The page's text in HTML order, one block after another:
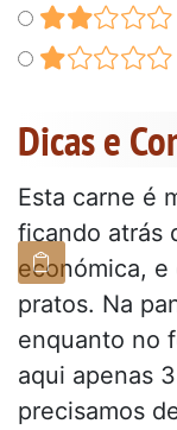
Dicas e
Esta carne é
ficando atrás
económica,
pratos. Na
enquanto no
aqui apenas
precisamos